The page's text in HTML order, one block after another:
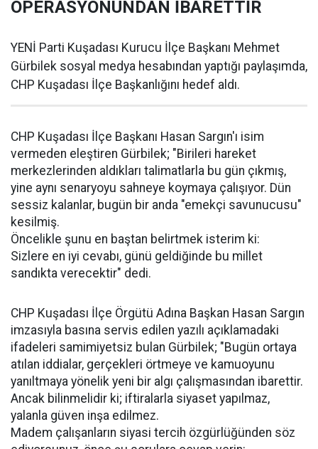
OPERASYONUNDAN İBARETTİR
YENİ Parti Kuşadası Kurucu İlçe Başkanı Mehmet
Gürbilek sosyal medya hesabından yaptığı paylaşımda,
CHP Kuşadası İlçe Başkanlığını hedef aldı.
CHP Kuşadası İlçe Başkanı Hasan Sargın'ı isim
vermeden eleştiren Gürbilek; "Birileri hareket
merkezlerinden aldıkları talimatlarla bu gün çıkmış,
yine aynı senaryoyu sahneye koymaya çalışıyor. Dün
sessiz kalanlar, bugün bir anda "emekçi savunucusu"
kesilmiş.
Öncelikle şunu en baştan belirtmek isterim ki:
Sizlere en iyi cevabı, günü geldiğinde bu millet
sandıkta verecektir" dedi.
CHP Kuşadası İlçe Örgütü Adına Başkan Hasan Sargın
imzasıyla basına servis edilen yazılı açıklamadaki
ifadeleri samimiyetsiz bulan Gürbilek; "Bugün ortaya
atılan iddialar, gerçekleri örtmeye ve kamuoyunu
yanıltmaya yönelik yeni bir algı çalışmasından ibarettir.
Ancak bilinmelidir ki; iftiralarla siyaset yapılmaz,
yalanla güven inşa edilmez.
Madem çalışanların siyasi tercih özgürlüğünden söz